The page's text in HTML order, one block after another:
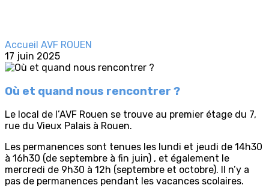
Accueil AVF ROUEN
17 juin 2025
Où et quand nous rencontrer ?
Le local de l’AVF Rouen se trouve au premier étage du 7,
rue du Vieux Palais à Rouen.
Les permanences sont tenues les lundi et jeudi de 14h30
à 16h30 (de septembre à fin juin) , et également le
mercredi de 9h30 à 12h (septembre et octobre). Il n’y a
pas de permanences pendant les vacances scolaires.